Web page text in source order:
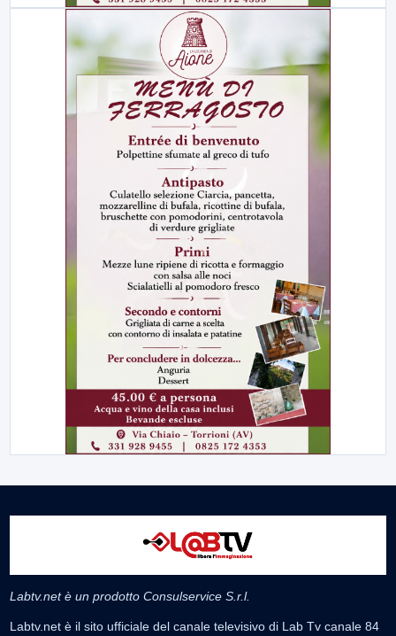
Labtv.net è un prodotto Consulservice S.r.l.
Labtv.net è il sito ufficiale del canale televisivo di Lab Tv canale 84